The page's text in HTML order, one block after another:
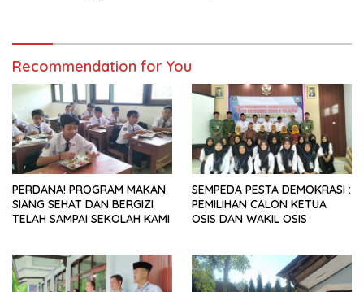
Recommendation for You
PERDANA! PROGRAM MAKAN
SIANG SEHAT DAN BERGIZI
TELAH SAMPAI SEKOLAH KAMI
SEMPEDA PESTA DEMOKRASI :
PEMILIHAN CALON KETUA
OSIS DAN WAKIL OSIS